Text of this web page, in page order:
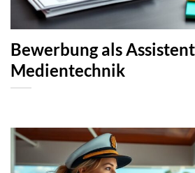
Bewerbung als Assistent
Medientechnik